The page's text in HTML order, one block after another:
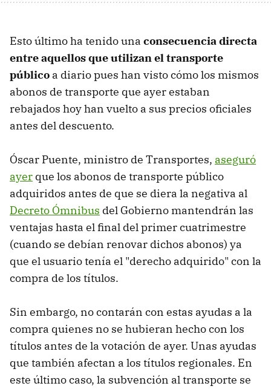
Esto último ha tenido una consecuencia directa
entre aquellos que utilizan el transporte
público a diario pues han visto cómo los mismos
abonos de transporte que ayer estaban
rebajados hoy han vuelto a sus precios oficiales
antes del descuento.
Óscar Puente, ministro de Transportes, aseguró
ayer que los abonos de transporte público
adquiridos antes de que se diera la negativa al
Decreto Ómnibus del Gobierno mantendrán las
ventajas hasta el final del primer cuatrimestre
(cuando se debían renovar dichos abonos) ya
que el usuario tenía el "derecho adquirido" con la
compra de los títulos.
Sin embargo, no contarán con estas ayudas a la
compra quienes no se hubieran hecho con los
títulos antes de la votación de ayer. Unas ayudas
que también afectan a los títulos regionales. En
este último caso, la subvención al transporte se